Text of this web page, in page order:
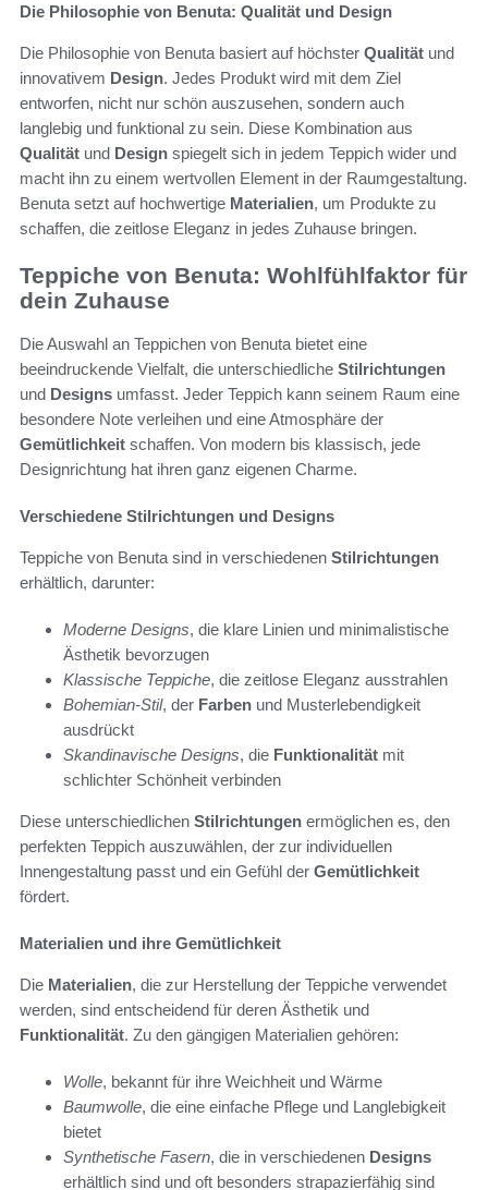
Die Philosophie von Benuta: Qualität und Design
Die Philosophie von Benuta basiert auf höchster Qualität und
innovativem Design. Jedes Produkt wird mit dem Ziel
entworfen, nicht nur schön auszusehen, sondern auch
langlebig und funktional zu sein. Diese Kombination aus
Qualität und Design spiegelt sich in jedem Teppich wider und
macht ihn zu einem wertvollen Element in der Raumgestaltung.
Benuta setzt auf hochwertige Materialien, um Produkte zu
schaffen, die zeitlose Eleganz in jedes Zuhause bringen.
Teppiche von Benuta: Wohlfühlfaktor für
dein Zuhause
Die Auswahl an Teppichen von Benuta bietet eine
beeindruckende Vielfalt, die unterschiedliche Stilrichtungen
und Designs umfasst. Jeder Teppich kann seinem Raum eine
besondere Note verleihen und eine Atmosphäre der
Gemütlichkeit schaffen. Von modern bis klassisch, jede
Designrichtung hat ihren ganz eigenen Charme.
Verschiedene Stilrichtungen und Designs
Teppiche von Benuta sind in verschiedenen Stilrichtungen
erhältlich, darunter:
Moderne Designs, die klare Linien und minimalistische
Ästhetik bevorzugen
Klassische Teppiche, die zeitlose Eleganz ausstrahlen
Bohemian-Stil, der Farben und Musterlebendigkeit
ausdrückt
Skandinavische Designs, die Funktionalität mit
schlichter Schönheit verbinden
Diese unterschiedlichen Stilrichtungen ermöglichen es, den
perfekten Teppich auszuwählen, der zur individuellen
Innengestaltung passt und ein Gefühl der Gemütlichkeit
fördert.
Materialien und ihre Gemütlichkeit
Die Materialien, die zur Herstellung der Teppiche verwendet
werden, sind entscheidend für deren Ästhetik und
Funktionalität. Zu den gängigen Materialien gehören:
Wolle, bekannt für ihre Weichheit und Wärme
Baumwolle, die eine einfache Pflege und Langlebigkeit
bietet
Synthetische Fasern, die in verschiedenen Designs
erhältlich sind und oft besonders strapazierfähig sind